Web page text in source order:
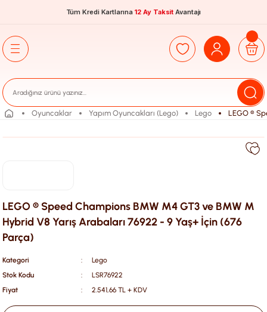
Tüm Kredi Kartlarına 12 Ay Taksit Avantajı
Oyuncaklar Yapım Oyuncakları (Lego) Lego LEGO ®
LEGO ® Speed Champions BMW M4 GT3 ve BMW M
Hybrid V8 Yarış Arabaları 76922 - 9 Yaş+ İçin (676
Parça)
Kategori
Lego
Stok Kodu
LSR76922
Fiyat
2.541,66 TL + KDV